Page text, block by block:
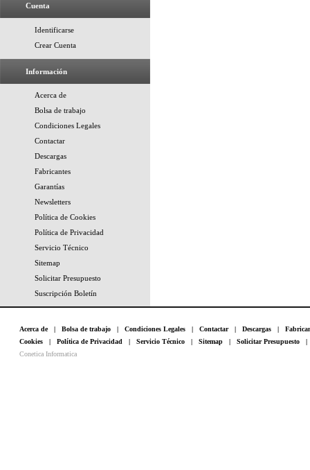
Cuenta
Identificarse
Crear Cuenta
Información
Acerca de
Bolsa de trabajo
Condiciones Legales
Contactar
Descargas
Fabricantes
Garantías
Newsletters
Política de Cookies
Política de Privacidad
Servicio Técnico
Sitemap
Solicitar Presupuesto
Suscripción Boletín
Acerca de| Bolsa de trabajo | Condiciones Legales | Contactar| Descargas |
Cookies | Política de Privacidad | Servicio Técnico | Sitemap | Solicitar Presupuesto
Conetica Informatica